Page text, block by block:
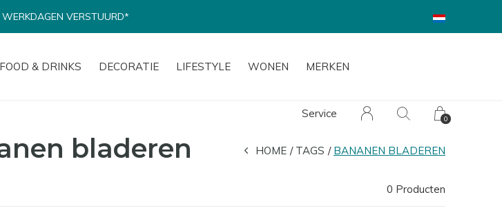
FOOD & DRINKS DECORATIE LIFESTYLE WONEN MERKEN
Service 0
VERSTUURD*
bladeren HOME TAGS BANANEN BLADEREN
0 Producten